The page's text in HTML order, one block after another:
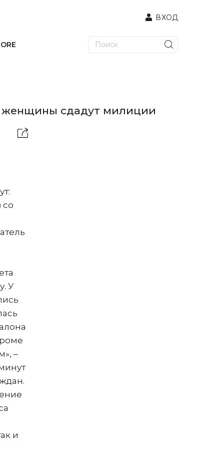
ВХОД
женщины сдадут милиции
со
У
–
и